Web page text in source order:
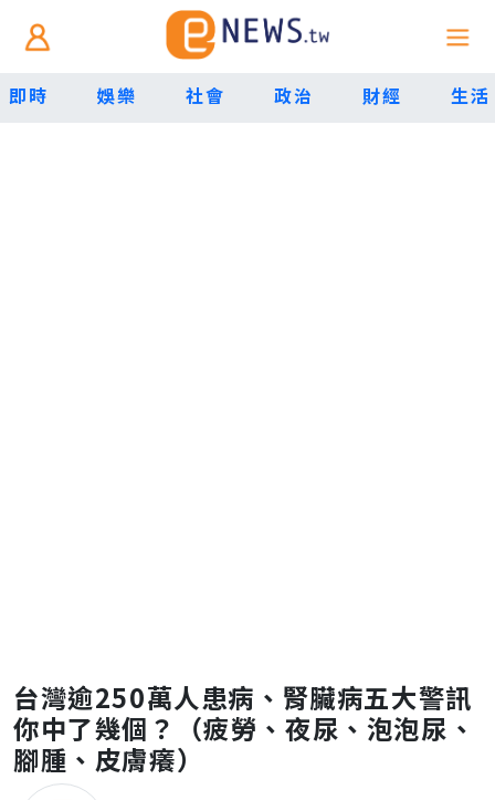
即時 娛樂 社會 政治 財經 生活
台灣逾250萬人患病、腎臟病五大警訊
你中了幾個？（疲勞、夜尿、泡泡尿、
腳腫、皮膚癢）